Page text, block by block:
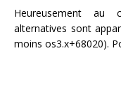
Heureusement au
alternatives sont
moins os3.x+68020).